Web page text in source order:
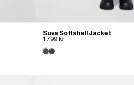
Suva Softshell Jacket
1.799 kr.